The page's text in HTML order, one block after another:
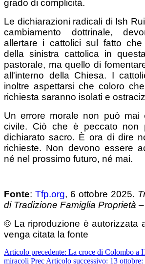
grado di complicità.
Le dichiarazioni radicali di Ish
cambiamento dottrinale,
allertare i cattolici sul fatto
della sinistra cattolica in
pastorale, ma quello di
all'interno della Chiesa. I
inoltre aspettarsi che coloro
richiesta saranno isolati e
Un errore morale non può mai
civile. Ciò che è peccato non
dichiarato sacro. È ora di dire
richieste. Non devono essere
né nel prossimo futuro, né mai.
Fonte: Tfp.org, 6 ottobre 2025.
di Tradizione Famiglia Proprietà –
© La riproduzione è autorizzata
venga citata la fonte
Articolo precedente: La croce di Colombo a
miracoli Prec Articolo successivo: 13